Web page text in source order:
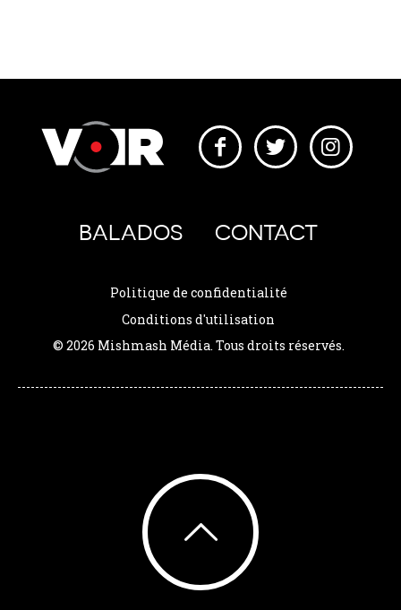
BALADOS CONTACT
Politique de confidentialité
Conditions d'utilisation
© 2026 Mishmash Média. Tous droits réservés.